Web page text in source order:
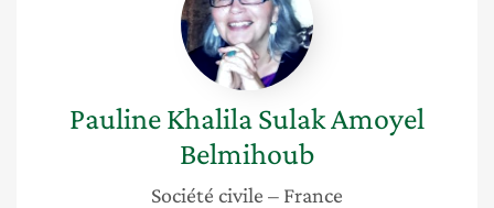
Sulak
Amoyel
Belmihoub
Pauline KhalilaSulak Amoyel
Belmihoub
Société civile – France